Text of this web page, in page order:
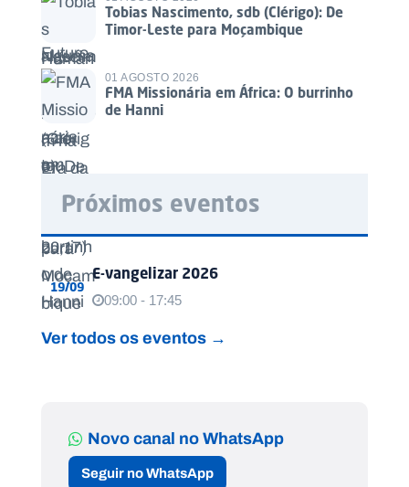
Tobias Nascimento, sdb (Clérigo): De
Timor-Leste para Moçambique
01 AGOSTO 2026
FMA Missionária em África: O burrinho
de Hanni
Próximos eventos
19/09
E-vangelizar 2026
09:00 - 17:45
Ver todos os eventos →
Novo canal no WhatsApp
Seguir no WhatsApp